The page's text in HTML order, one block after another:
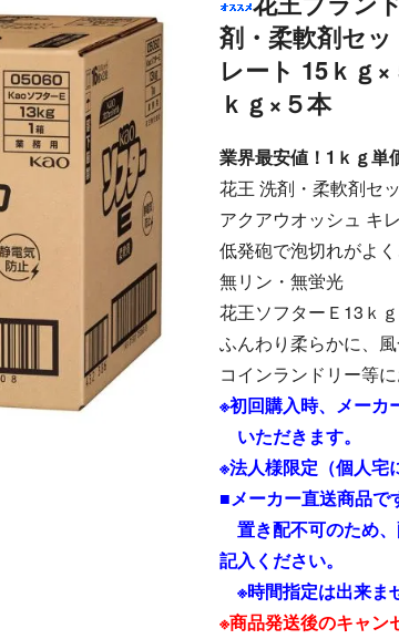
剤・柔軟剤セ
レート 15ｋｇ
ｋｇ×５本
業界最安値！1ｋｇ単
花王 洗剤・柔軟剤セ
アクアウオッシュ キ
低発砲で泡切れがよく
無リン・無蛍光
花王ソフターＥ13ｋ
ふんわり柔らかに、
コインランドリー等に
※初回購入時、メーカ
いただきます。
※法人様限定（個人宅
■メーカー直送商品で
置き配不可のため
記入ください。
※時間指定は出来ま
※商品発送後のキャン